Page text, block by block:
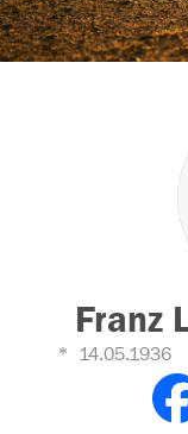
Franz
14.05.1936